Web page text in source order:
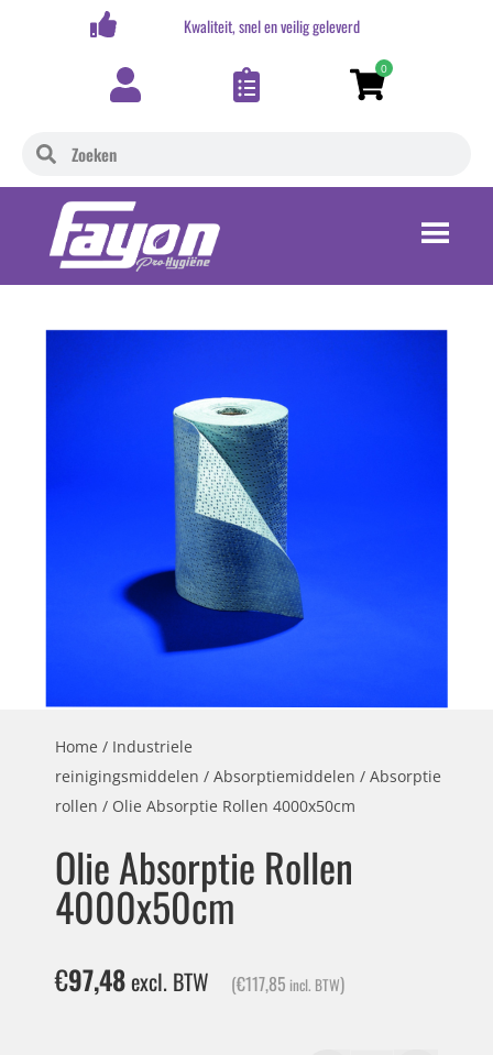
Kwaliteit, snel en veilig geleverd
0
Home / Industriele
reinigingsmiddelen / Absorptiemiddelen / Absorptie
rollen / Olie Absorptie Rollen 4000x50cm
Olie Absorptie Rollen
4000x50cm
€97,48excl. BTW (€117,85 incl. BTW)